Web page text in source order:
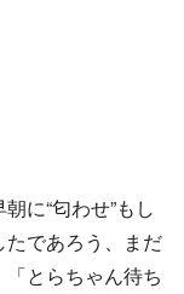
に“匂わせ”もし
であろう、まだ
とらちゃん待ち